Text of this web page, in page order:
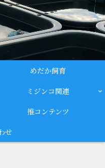
めだか飼育
ミジンコ関連
推コンテンツ
せ